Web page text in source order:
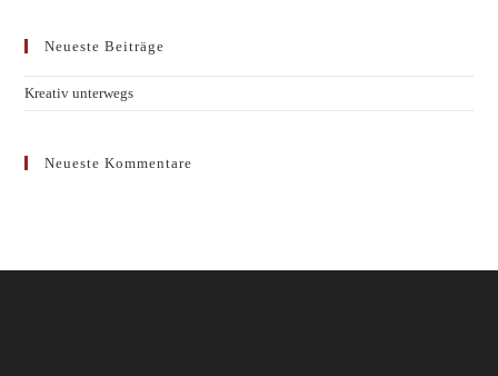
Neueste Beiträge
Kreativ unterwegs
Neueste Kommentare